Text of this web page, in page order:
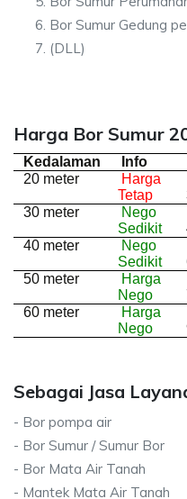
Bor Sumur Gedung
(DLL)
Harga Bor Sumur
Kedalaman Info
20 meter
Harga
Tetap
30 meter
Nego
Sedikit
40 meter
Nego
Sedikit
50 meter
Harga
Nego
60 meter
Harga
Nego
Sebagai Jasa
- Bor pompa air
- Bor Sumur / Sumur Bor
- Bor Mata Air Tanah
- Mantek Mata Air Tanah